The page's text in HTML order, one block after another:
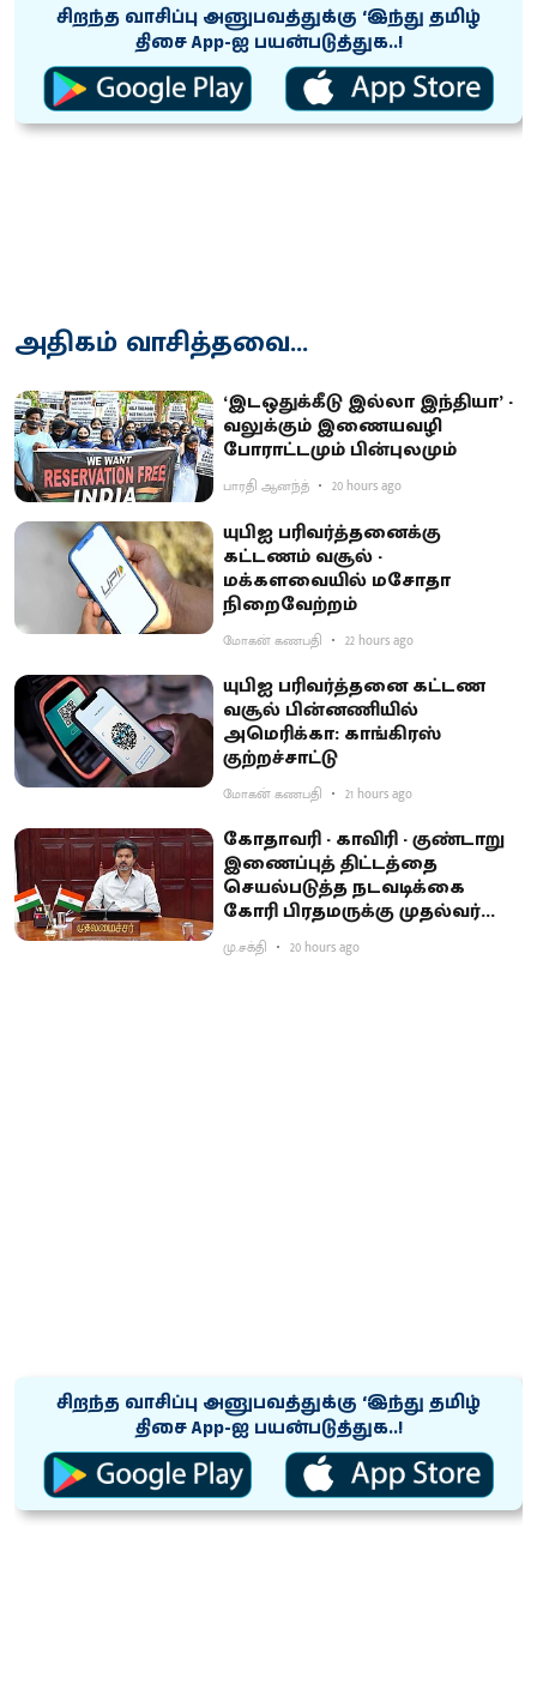
சிறந்த வாசிப்பு அனுபவத்துக்கு ‘இந்து தமிழ்
திசை App-ஐ பயன்படுத்துக..!
அதிகம் வாசித்தவை...
‘இடஒதுக்கீடு இல்லா இந்தியா’ -
வலுக்கும் இணையவழி
போராட்டமும் பின்புலமும்
பாரதி ஆனந்த் 20 hours ago
யுபிஐ பரிவர்த்தனைக்கு
கட்டணம் வசூல் -
மக்களவையில் மசோதா
நிறைவேற்றம்
மோகன் கணபதி 22 hours ago
யுபிஐ பரிவர்த்தனை கட்டண
வசூல் பின்னணியில்
அமெரிக்கா: காங்கிரஸ்
குற்றச்சாட்டு
மோகன் கணபதி 21 hours ago
கோதாவரி - காவிரி - குண்டாறு
இணைப்புத் திட்டத்தை
செயல்படுத்த நடவடிக்கை
கோரி பிரதமருக்கு முதல்வர்
விஜய் கடிதம்
மு.சக்தி 20 hours ago
சிறந்த வாசிப்பு அனுபவத்துக்கு ‘இந்து தமிழ்
திசை App-ஐ பயன்படுத்துக..!